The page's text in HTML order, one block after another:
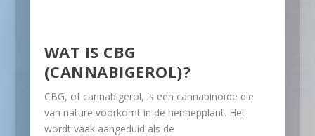
WAT IS CBG
(CANNABIGEROL)?
CBG, of cannabigerol, is een cannabinoïde die
van nature voorkomt in de hennepplant. Het
wordt vaak aangeduid als de